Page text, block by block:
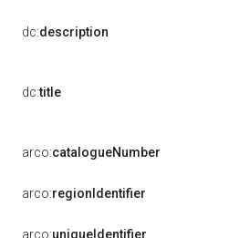
dc:description
dc:title
arco:catalogueNumber
arco:regionIdentifier
arco:uniqueIdentifier